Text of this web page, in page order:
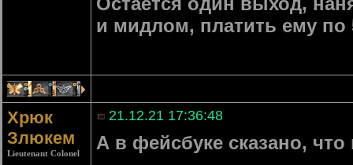
и мидлом, платить ему по
1 3 1
Хрюк
Злюкем
Lieutenant Colonel
21.12.21 17:36:48
А в фейсбуке сказано,